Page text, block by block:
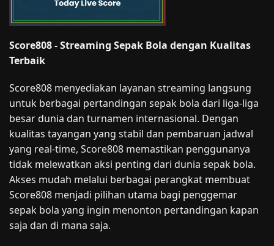
Score808 - Streaming Sepak Bola dengan Kualitas
Terbaik
Score808 menyediakan layanan streaming langsung
untuk berbagai pertandingan sepak bola dari liga-liga
besar dunia dan turnamen internasional. Dengan
kualitas tayangan yang stabil dan pembaruan jadwal
yang real-time, Score808 memastikan penggunanya
tidak melewatkan aksi penting dari dunia sepak bola.
Akses mudah melalui berbagai perangkat membuat
Score808 menjadi pilihan utama bagi penggemar
sepak bola yang ingin menonton pertandingan kapan
saja dan di mana saja.